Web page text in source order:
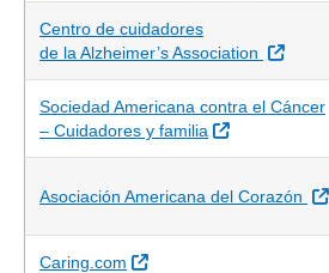
Centro de cuidadores
de la Alzheimer’s Association
Sitio
Sociedad Americana contra el Cáncer
– Cuidadores y familia
Sitio Externo
Asociación Americana del Corazón
Caring.com Sitio Externo